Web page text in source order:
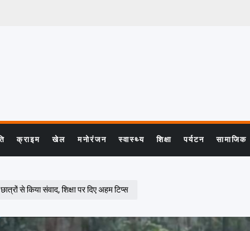
क्राइम खेल मनोरंजन स्वास्थ्य शिक्षा पर्यटन सामाजिक
से किया संवाद, शिक्षा पर दिए अहम टिप्स